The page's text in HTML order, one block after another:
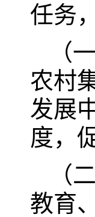
任务
（
农村
发展
度，
（
教育